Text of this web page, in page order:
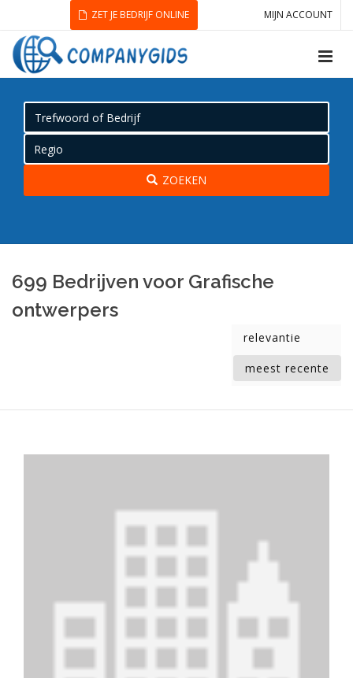
MIJN ACCOUNT
ZET JE BEDRIJF ONLINE
ZOEKEN
699 Bedrijven voor Grafische
ontwerpers
relevantie
meest recente